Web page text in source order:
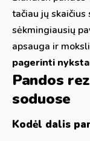
tačiau jų
sėkmingiausių
apsauga ir
pagerinti
Pandos
soduose
Kodėl dalis